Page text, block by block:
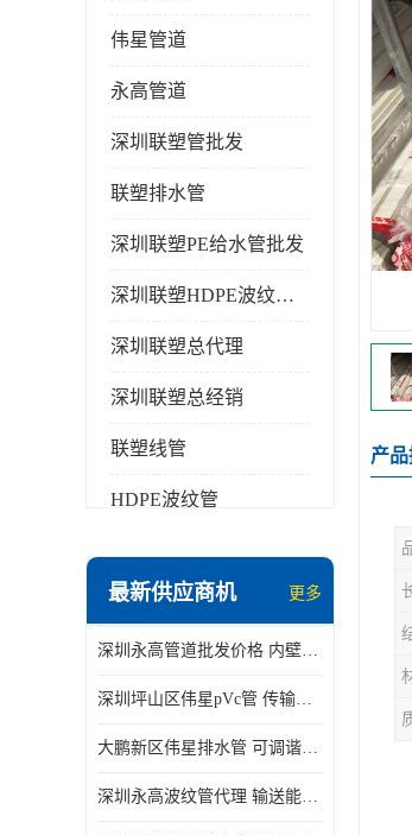
伟星管道
永高管道
深圳联塑管批发
联塑排水管
深圳联塑PE给水管批发
深圳联塑HDPE波纹管批发
深圳联塑总代理
深圳联塑总经销
联塑线管
HDPE波纹管
最新供应商机 更多
深圳永高管道批发价格 内壁光滑 抗震性能好
深圳坪山区伟星pVc管 传输损耗小 频率稳定性好
大鹏新区伟星排水管 可调谐性好 大功率 效率高
深圳永高波纹管代理 输送能力强 可以承受高温
产